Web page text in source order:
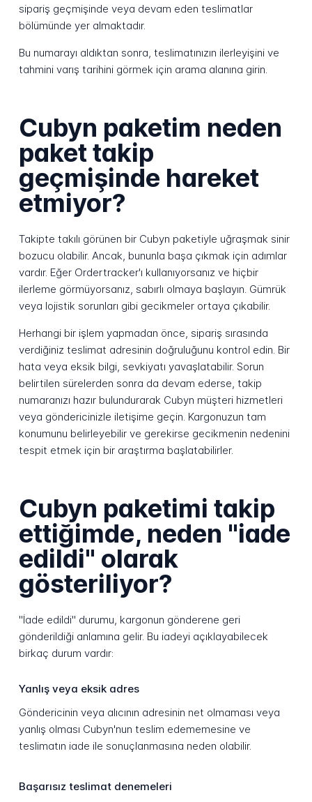
sipariş geçmişinde veya devam eden teslimatlar
bölümünde yer almaktadır.
Bu numarayı aldıktan sonra, teslimatınızın ilerleyişini ve
tahmini varış tarihini görmek için arama alanına girin.
Cubyn paketim neden
paket takip
geçmişinde hareket
etmiyor?
Takipte takılı görünen bir Cubyn paketiyle uğraşmak sinir
bozucu olabilir. Ancak, bununla başa çıkmak için adımlar
vardır. Eğer Ordertracker'ı kullanıyorsanız ve hiçbir
ilerleme görmüyorsanız, sabırlı olmaya başlayın. Gümrük
veya lojistik sorunları gibi gecikmeler ortaya çıkabilir.
Herhangi bir işlem yapmadan önce, sipariş sırasında
verdiğiniz teslimat adresinin doğruluğunu kontrol edin. Bir
hata veya eksik bilgi, sevkiyatı yavaşlatabilir. Sorun
belirtilen sürelerden sonra da devam ederse, takip
numaranızı hazır bulundurarak Cubyn müşteri hizmetleri
veya göndericinizle iletişime geçin. Kargonuzun tam
konumunu belirleyebilir ve gerekirse gecikmenin nedenini
tespit etmek için bir araştırma başlatabilirler.
Cubyn paketimi takip
ettiğimde, neden "iade
edildi" olarak
gösteriliyor?
"İade edildi" durumu, kargonun gönderene geri
gönderildiği anlamına gelir. Bu iadeyi açıklayabilecek
birkaç durum vardır:
Yanlış veya eksik adres
Göndericinin veya alıcının adresinin net olmaması veya
yanlış olması Cubyn'nun teslim edememesine ve
teslimatın iade ile sonuçlanmasına neden olabilir.
Başarısız teslimat denemeleri